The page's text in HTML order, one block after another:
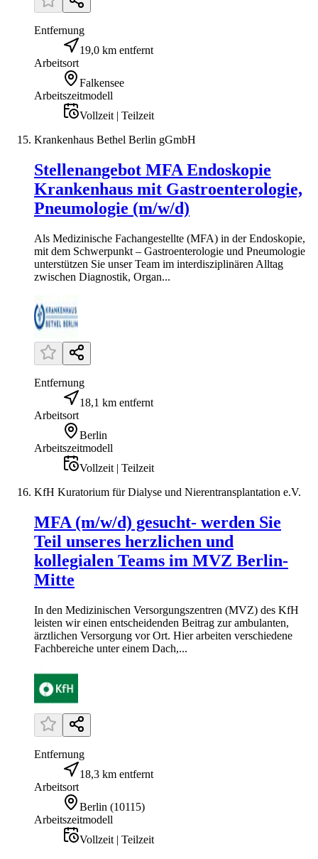
Entfernung
19,0 km entfernt
Arbeitsort
Falkensee
Arbeitszeitmodell
Vollzeit | Teilzeit
Krankenhaus Bethel Berlin gGmbH
Stellenangebot MFA Endoskopie
Krankenhaus mit Gastroenterologie,
Pneumologie (m/w/d)
Als Medizinische Fachangestellte (MFA) in der Endoskopie,
mit dem Schwerpunkt – Gastroenterologie und Pneumologie
unterstützen Sie unser Team im interdisziplinären Alltag
zwischen Diagnostik, Organ...
Entfernung
18,1 km entfernt
Arbeitsort
Berlin
Arbeitszeitmodell
Vollzeit | Teilzeit
KfH Kuratorium für Dialyse und Nierentransplantation e.V.
MFA (m/w/d) gesucht- werden Sie
Teil unseres herzlichen und
kollegialen Teams im MVZ Berlin-
Mitte
In den Medizinischen Versorgungszentren (MVZ) des KfH
leisten wir einen entscheidenden Beitrag zur ambulanten,
ärztlichen Versorgung vor Ort. Hier arbeiten verschiedene
Fachbereiche unter einem Dach,...
Entfernung
18,3 km entfernt
Arbeitsort
Berlin (10115)
Arbeitszeitmodell
Vollzeit | Teilzeit